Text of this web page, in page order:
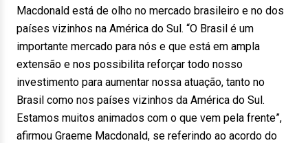
Macdonald está de olho no mercado brasileiro e no dos
países vizinhos na América do Sul. “O Brasil é um
importante mercado para nós e que está em ampla
extensão e nos possibilita reforçar todo nosso
investimento para aumentar nossa atuação, tanto no
Brasil como nos países vizinhos da América do Sul.
Estamos muitos animados com o que vem pela frente”,
afirmou Graeme Macdonald, se referindo ao acordo do